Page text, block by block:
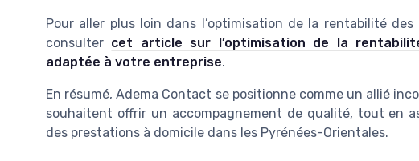
Pour aller plus loin dans l’optimisation de la rentabilité
consulter cet article sur l’optimisation de la
adaptée à votre entreprise.
En résumé, Adema Contact se positionne comme un allié
souhaitent offrir un accompagnement de qualité, tout en
des prestations à domicile dans les Pyrénées-Orientales.